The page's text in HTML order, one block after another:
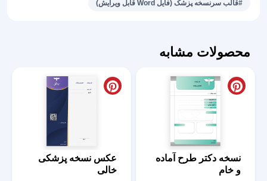
#قالب سرنسخه پزشک (فایل Word قابل ویرایش)
محصولات مشابه
نسخه دکتر طرح آماده
و خام
عکس نسخه پزشکی
خالی